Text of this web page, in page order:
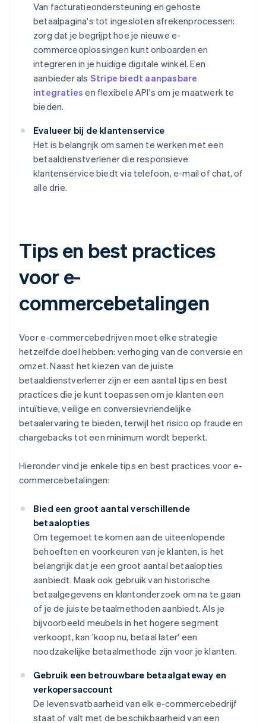
Van facturatieondersteuning en gehoste
betaalpagina's tot ingesloten afrekenprocessen:
zorg dat je begrijpt hoe je nieuwe e-
commerceoplossingen kunt onboarden en
integreren in je huidige digitale winkel. Een
aanbieder als Stripe biedt aanpasbare
integraties en flexibele API's om je maatwerk te
bieden.
Evalueer bij de klantenservice
Het is belangrijk om samen te werken met een
betaaldienstverlener die responsieve
klantenservice biedt via telefoon, e-mail of chat, of
alle drie.
Tips en best practices
voor e-
commercebetalingen
Voor e-commercebedrijven moet elke strategie
hetzelfde doel hebben: verhoging van de conversie en
omzet. Naast het kiezen van de juiste
betaaldienstverlener zijn er een aantal tips en best
practices die je kunt toepassen om je klanten een
intuïtieve, veilige en conversievriendelijke
betaalervaring te bieden, terwijl het risico op fraude en
chargebacks tot een minimum wordt beperkt.
Hieronder vind je enkele tips en best practices voor e-
commercebetalingen:
Bied een groot aantal verschillende
betaalopties
Om tegemoet te komen aan de uiteenlopende
behoeften en voorkeuren van je klanten, is het
belangrijk dat je een groot aantal betaalopties
aanbiedt. Maak ook gebruik van historische
betaalgegevens en klantonderzoek om na te gaan
of je de juiste betaalmethoden aanbiedt. Als je
bijvoorbeeld meubels in het hogere segment
verkoopt, kan 'koop nu, betaal later' een
noodzakelijke betaalmethode zijn voor je klanten.
Gebruik een betrouwbare betaalgateway en
verkopersaccount
De levensvatbaarheid van elk e-commercebedrijf
staat of valt met de beschikbaarheid van een